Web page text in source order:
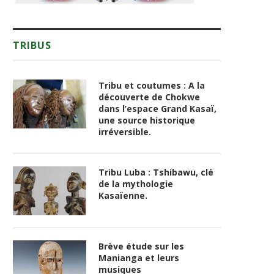
TRIBUS
Tribu et coutumes : A la
découverte de Chokwe
dans l’espace Grand Kasaï,
une source historique
irréversible.
Tribu Luba : Tshibawu, clé
de la mythologie
Kasaïenne.
Brève étude sur les
Manianga et leurs
musiques